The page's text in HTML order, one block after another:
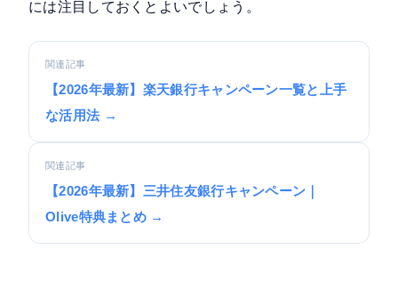
には注目しておくとよいでしょう。
関連記事
【2026年最新】楽天銀行キャンペーン一覧と上手
な活用法 →
関連記事
【2026年最新】三井住友銀行キャンペーン｜
Olive特典まとめ →